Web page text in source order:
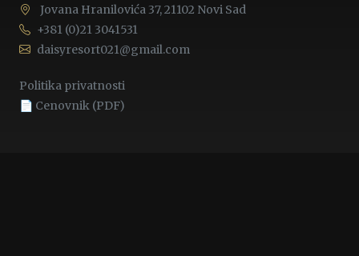
Jovana Hranilovića 37, 21102 Novi Sad
+381 (0)21 3041531
daisyresort021@gmail.com
Politika privatnosti
📄 Cenovnik (PDF)